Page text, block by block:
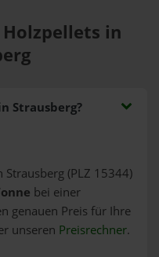
Holzpellets in
Strausberg?
(PLZ 15344)
bei einer
genauen Preis für Ihre
unseren Preisrechner.